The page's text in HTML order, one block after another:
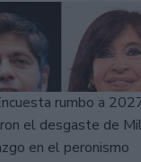
rumbo a
el desgaste de
en el peronismo